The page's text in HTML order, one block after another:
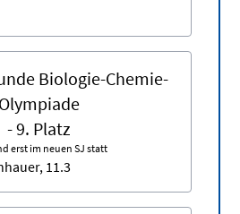
Biologie-Chemie-
Olympiade
- 9. Platz
erst im neuen SJ statt
11.3